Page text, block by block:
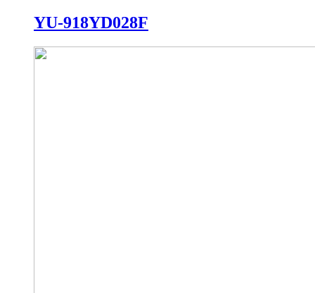
YU-918YD028F